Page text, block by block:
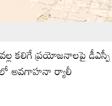
కలిగే ప్రయోజనాలపై డీఎస్పీ
అవగాహనా ర్యాలీ